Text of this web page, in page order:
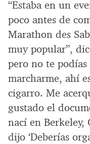
“Estaba en un
poco antes de
Marathon des
muy popular”,
pero no te podías
marcharme, ahí
cigarro. Me
gustado el
nací en Berkeley,
dijo ‘Deberías